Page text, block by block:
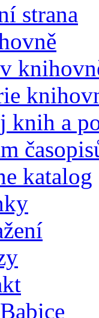
strana
knih a
katalog